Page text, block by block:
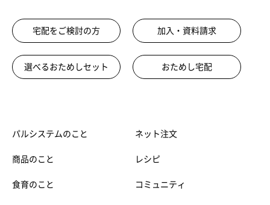
宅配をご検討の方 加入・資料請求
選べるおためしセット おためし宅配
パルシステムのこと
商品のこと
食育のこと
ネット注文
レシピ
コミュニティ